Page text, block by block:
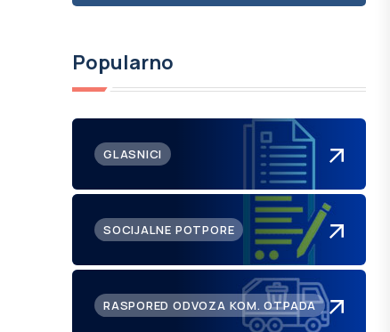
Popularno
GLASNICI
SOCIJALNE POTPORE
RASPORED ODVOZA KOM. OTPADA